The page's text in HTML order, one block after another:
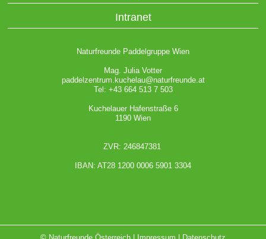
Intranet
Naturfreunde Paddelgruppe Wien
Mag. Julia Votter
paddelzentrum.kuchelau@naturfreunde.at
Tel: +43 664 513 7 503
Kuchelauer Hafenstraße 6
1190 Wien
ZVR: 246847381
IBAN: AT28 1200 0006 5901 3304